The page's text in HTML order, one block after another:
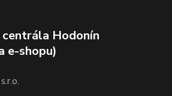
Hodonín
e-shopu)